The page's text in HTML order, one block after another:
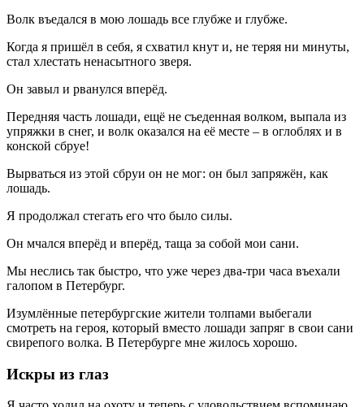
Волк въедался в мою лошадь все глубже и глубже.
Когда я пришёл в себя, я схватил кнут и, не теряя ни минуты,
стал хлестать ненасытного зверя.
Он завыл и рванулся вперёд.
Передняя часть лошади, ещё не съеденная волком, выпала из
упряжки в снег, и волк оказался на её месте – в оглоблях и в
конской сбруе!
Вырваться из этой сбруи он не мог: он был запряжён, как
лошадь.
Я продолжал стегать его что было силы.
Он мчался вперёд и вперёд, таща за собой мои сани.
Мы неслись так быстро, что уже через два-три часа въехали
галопом в Петербург.
Изумлённые петербургские жители толпами выбегали
смотреть на героя, который вместо лошади запряг в свои сани
свирепого волка. В Петербурге мне жилось хорошо.
Искры из глаз